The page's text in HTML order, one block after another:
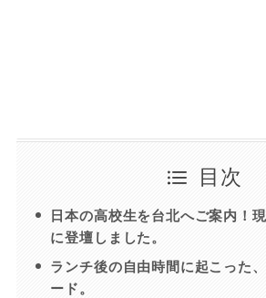
目次
日本の高校生を台北へご案内！
に登壇しました。
ランチ後の自由時間に起こった
ード。